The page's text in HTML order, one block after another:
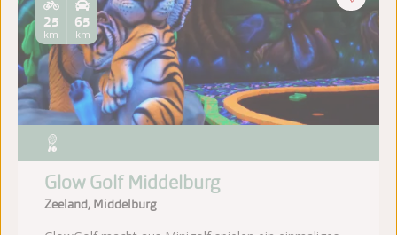
65
km
25
km
Glow Golf Middelburg
Zeeland, Middelburg